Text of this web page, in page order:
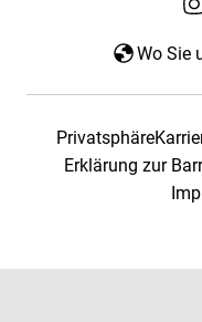
Wo Sie
Privatsphäre
Erklärung zur